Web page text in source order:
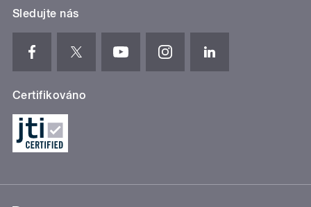
Sledujte nás
Certifikováno